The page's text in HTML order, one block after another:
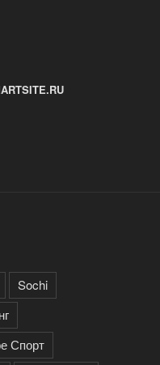
Sochi
Спорт